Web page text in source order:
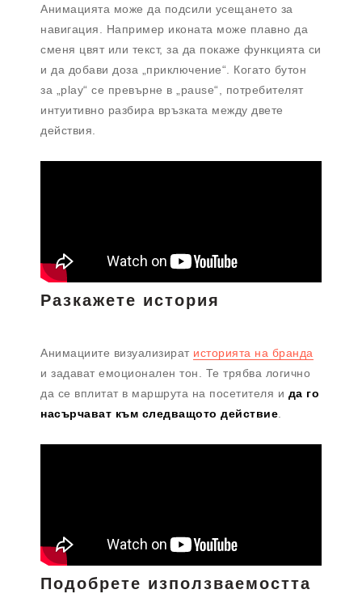
Анимацията може да подсили усещането за
навигация. Например иконата може плавно да
сменя цвят или текст, за да покаже функцията си
и да добави доза „приключение“. Когато бутон
за „play“ се превърне в „pause“, потребителят
интуитивно разбира връзката между двете
действия.
Разкажете история
Анимациите визуализират историята на бранда
и задават емоционален тон. Те трябва логично
да се вплитат в маршрута на посетителя и да го
насърчават към следващото действие.
Подобрете използваемостта